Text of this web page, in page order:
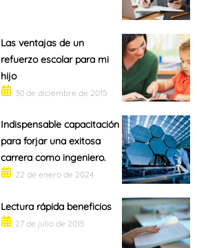
Las ventajas de un
refuerzo escolar para mi
hijo
30 de diciembre de 2015
Indispensable capacitación
para forjar una exitosa
carrera como ingeniero.
22 de enero de 2024
Lectura rápida beneficios
27 de julio de 2015